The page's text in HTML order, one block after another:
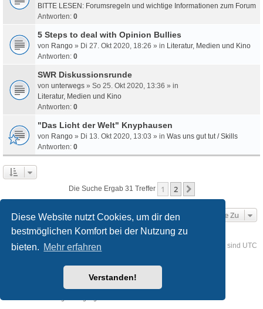
Diese Website nutzt Cookies, um dir den
bestmöglichen Komfort bei der Nutzung zu
bieten. Mehr erfahren
Verstanden!
BITTE LESEN: Forumsregeln und wichtige Informationen zum Forum
Antworten: 0
5 Steps to deal with Opinion Bullies
von Rango » Di 27. Okt 2020, 18:26 » in Literatur, Medien und Kino
Antworten: 0
SWR Diskussionsrunde
von unterwegs » So 25. Okt 2020, 13:36 » in
Literatur, Medien und Kino
Antworten: 0
"Das Licht der Welt" Knyphausen
von Rango » Di 13. Okt 2020, 13:03 » in Was uns gut tut / Skills
Antworten: 0
Die Suche Ergab 31 Treffer 1 2
Gehe Zu
Foren-Übersicht Kontakt Alle Zeiten sind UTC
® Forum Software © phpBB Limited
phpBB.de
created by INVENTEA & v12mike